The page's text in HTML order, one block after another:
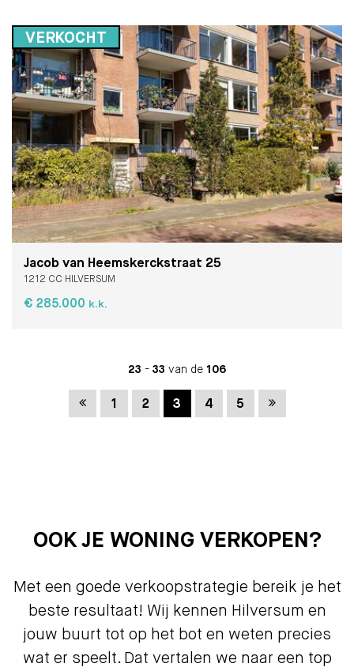
VERKOCHT
Jacob van Heemskerckstraat 25
1212 CC HILVERSUM
€ 285.000 k.k.
23 - 33 van de 106
Vorige
1 2 3 4 5 Volgende
OOK JE WONING VERKOPEN?
Met een goede verkoopstrategie bereik je het
beste resultaat! Wij kennen Hilversum en
jouw buurt tot op het bot en weten precies
wat er speelt. Dat vertalen we naar een top